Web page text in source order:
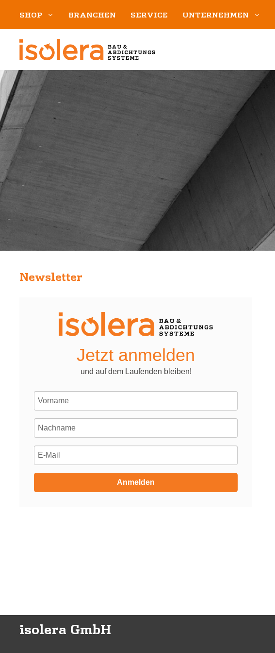
SHOP BRANCHEN SERVICE UNTERNEHMEN
Newsletter
Jetzt anmelden
und auf dem Laufenden bleiben!
Anmelden
isolera GmbH